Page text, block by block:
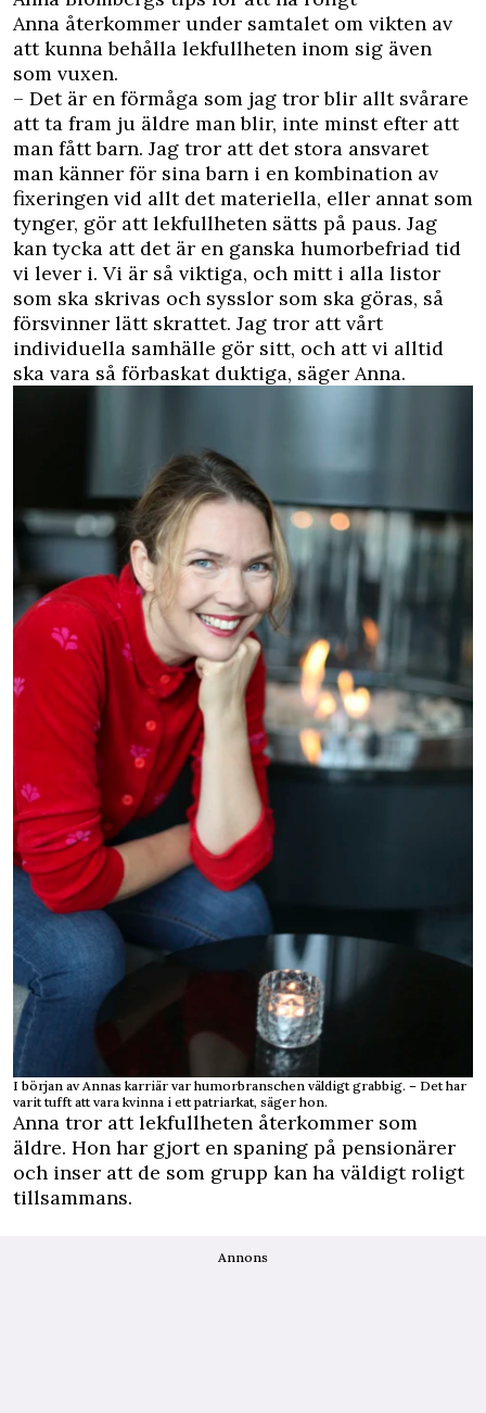
Anna återkommer under samtalet om vikten av
att kunna behålla lekfullheten inom sig även
som vuxen.
– Det är en förmåga som jag tror blir allt svårare
att ta fram ju äldre man blir, inte minst efter att
man fått barn. Jag tror att det stora ansvaret
man känner för sina barn i en kombination av
fixeringen vid allt det materiella, eller annat som
tynger, gör att lekfullheten sätts på paus. Jag
kan tycka att det är en ganska humorbefriad tid
vi lever i. Vi är så viktiga, och mitt i alla listor
som ska skrivas och sysslor som ska göras, så
försvinner lätt skrattet. Jag tror att vårt
individuella samhälle gör sitt, och att vi alltid
ska vara så förbaskat duktiga, säger Anna.
I början av Annas karriär var humorbranschen väldigt grabbig. – Det har
varit tufft att vara kvinna i ett patriarkat, säger hon.
Anna tror att lekfullheten återkommer som
äldre. Hon har gjort en spaning på pensionärer
och inser att de som grupp kan ha väldigt roligt
tillsammans.
Annons